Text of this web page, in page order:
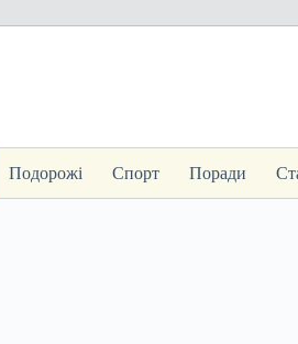
Подорожі Спорт Поради